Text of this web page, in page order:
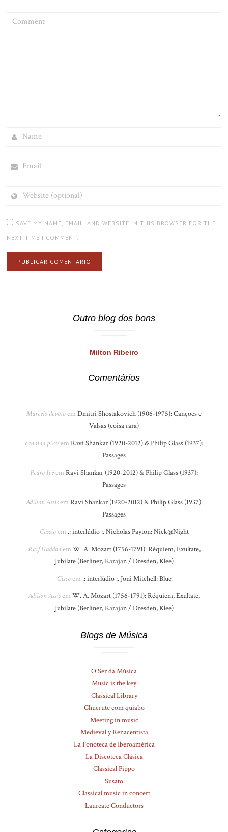
(OPTIONAL)
SAVE MY NAME, EMAIL, AND WEBSITE IN THIS BROWSER FOR THE
NEXT TIME I COMMENT.
Outro blog dos bons
Milton Ribeiro
Comentários
Marcelo devotoem Dmitri Shostakovich (1906-1975): Canções e
Valsas (coisa rara)
candida piresem Ravi Shankar (1920-2012) & Philip Glass (1937):
Passages
Pedro Ipêem Ravi Shankar (1920-2012) & Philip Glass (1937):
Passages
Adilson Assisem Ravi Shankar (1920-2012) & Philip Glass (1937):
Passages
Cássioem .: interlúdio :. Nicholas Payton: Nick@Night
Raif Haddadem W. A. Mozart (1756-1791): Réquiem, Exultate,
Jubilate (Berliner, Karajan / Dresden, Klee)
Ciscoem .: interlúdio :. Joni Mitchell: Blue
Adilson Assisem W. A. Mozart (1756-1791): Réquiem, Exultate,
Jubilate (Berliner, Karajan / Dresden, Klee)
Blogs de Música
O Ser da Música
Music is the key
Classical Library
Chucrute com quiabo
Meeting in music
Medieval y Renacentista
La Fonoteca de Iberoamérica
La Discoteca Clásica
Classical Pippo
Susato
Classical music in concert
Laureate Conductors